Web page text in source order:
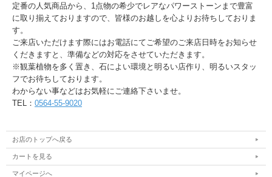
定番の人気商品から、1点物の希少でレアなパワーストーンまで豊富
に取り揃えておりますので、皆様のお越しを心よりお待ちしておりま
す。
ご来店いただけます際にはお電話にてご希望のご来店日時をお知らせ
くだきますと、準備などの対応をさせていただきます。
※観葉植物を多く置き、石によい環境と明るい店作り、明るいスタッ
フでお待ちしております。
わからない事などはお気軽にご連絡下さいませ。
TEL： 0564-55-9020
お店のトップへ戻る
カートを見る
マイページへ